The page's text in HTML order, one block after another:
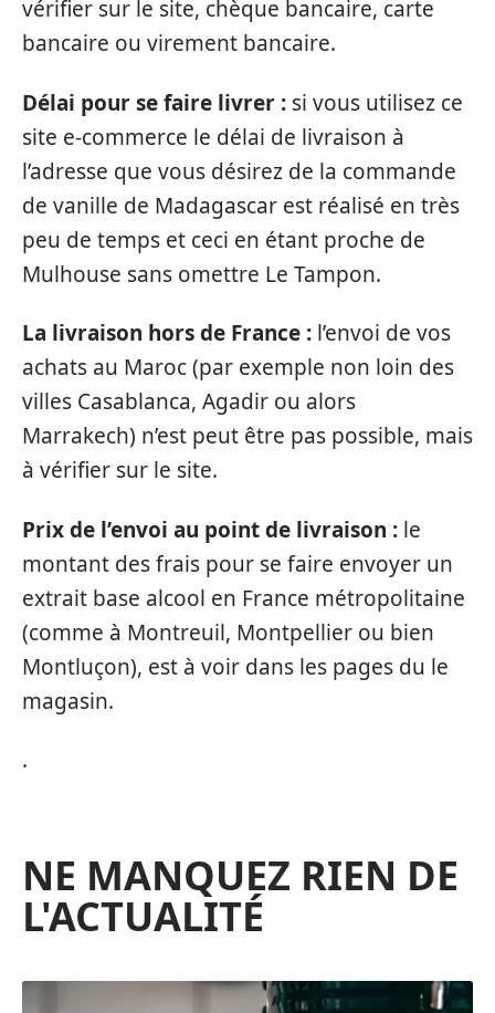
vérifier sur le site, chèque bancaire, carte
bancaire ou virement bancaire.
Délai pour se faire livrer : si vous utilisez ce
site e-commerce le délai de livraison à
l’adresse que vous désirez de la commande
de vanille de Madagascar est réalisé en très
peu de temps et ceci en étant proche de
Mulhouse sans omettre Le Tampon.
La livraison hors de France : l’envoi de vos
achats au Maroc (par exemple non loin des
villes Casablanca, Agadir ou alors
Marrakech) n’est peut être pas possible, mais
à vérifier sur le site.
Prix de l’envoi au point de livraison : le
montant des frais pour se faire envoyer un
extrait base alcool en France métropolitaine
(comme à Montreuil, Montpellier ou bien
Montluçon), est à voir dans les pages du le
magasin.
.
NE MANQUEZ RIEN DE
L'ACTUALITÉ